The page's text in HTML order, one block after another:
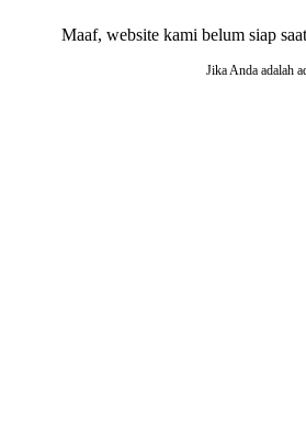
Maaf, website kami belum siap
Jika Anda adalah